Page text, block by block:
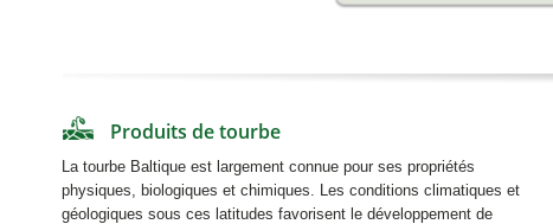
Produits de tourbe
La tourbe Baltique est largement connue pour ses propriétés
physiques, biologiques et chimiques. Les conditions climatiques et
géologiques sous ces latitudes favorisent le développement de